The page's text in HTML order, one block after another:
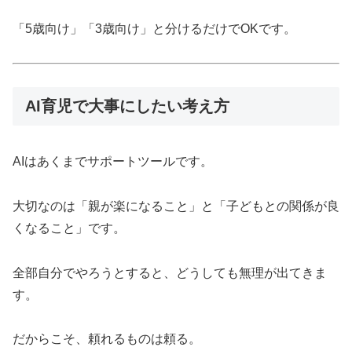
「5歳向け」「3歳向け」と分けるだけでOKです。
AI育児で大事にしたい考え方
AIはあくまでサポートツールです。
大切なのは「親が楽になること」と「子どもとの関係が良
くなること」です。
全部自分でやろうとすると、どうしても無理が出てきま
す。
だからこそ、頼れるものは頼る。